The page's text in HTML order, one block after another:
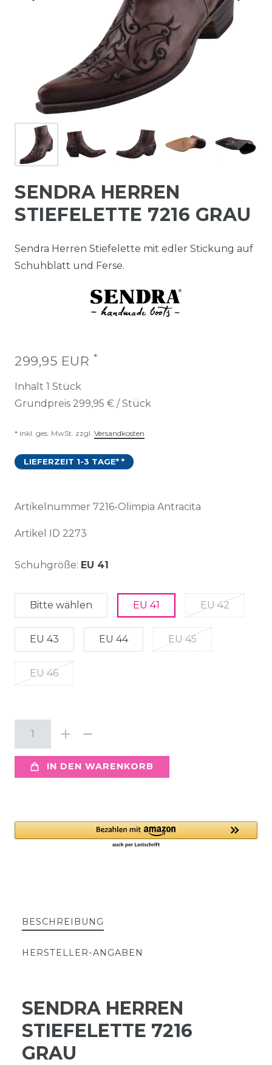
SENDRA HERREN
STIEFELETTE 7216 GRAU
Sendra Herren Stiefelette mit edler Stickung auf
Schuhblatt und Ferse.
299,95 EUR *
Inhalt 1 Stück
Grundpreis 299,95 € / Stück
* inkl. ges. MwSt. zzgl. Versandkosten
LIEFERZEIT 1-3 TAGE* *
Artikelnummer 7216-Olimpia Antracita
Artikel ID 2273
Schuhgröße: EU 41
Bitte wählen EU 41 EU 42
EU 43 EU 44 EU 45
EU 46
IN DEN WARENKORB
BESCHREIBUNG
HERSTELLER-ANGABEN
SENDRA HERREN
STIEFELETTE 7216
GRAU